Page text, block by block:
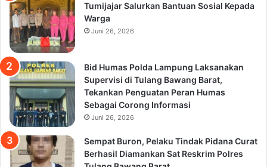
Tumijajar Salurkan Bantuan Sosial Kepada
Warga
Juni 26, 2026
Bid Humas Polda Lampung Laksanakan
Supervisi di Tulang Bawang Barat,
Tekankan Penguatan Peran Humas
Sebagai Corong Informasi
Juni 26, 2026
Sempat Buron, Pelaku Tindak Pidana Curat
Berhasil Diamankan Sat Reskrim Polres